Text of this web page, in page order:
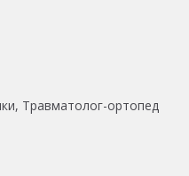
Травматолог-ортопед